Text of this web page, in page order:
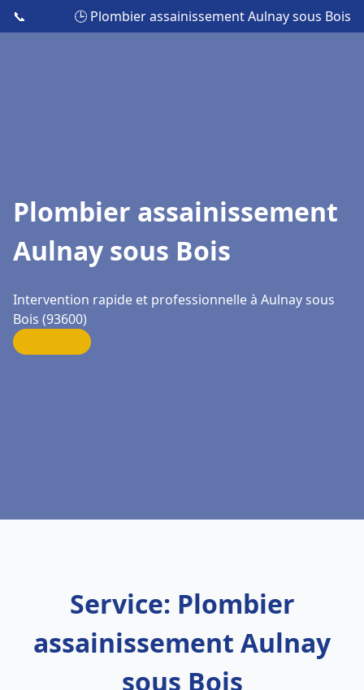
📞 🕒 Plombier assainissement Aulnay sous Bois
Plombier assainissement
Aulnay sous Bois
Intervention rapide et professionnelle à Aulnay sous
Bois (93600)
Service: Plombier
assainissement Aulnay
sous Bois